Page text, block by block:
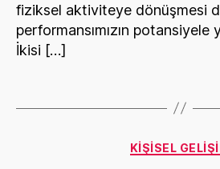
fiziksel aktiviteye dönüşmesi
performansımızın potansiyele
İkisi […]
KIŞISEL